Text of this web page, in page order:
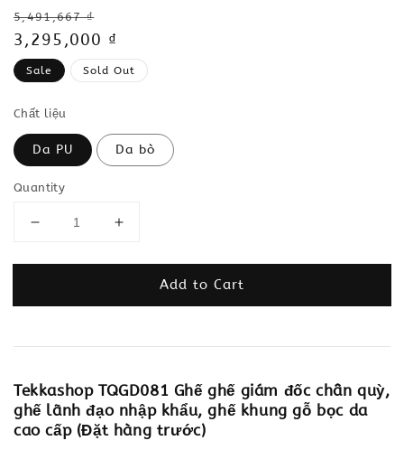
Regular
price
5,491,667 ₫
Sale
price
3,295,000 ₫
Sale Sold Out
Chất liệu
Da PU Da bò
Quantity
Add to Cart
Tekkashop TQGD081 Ghế ghế giám đốc chân quỳ,
ghế lãnh đạo nhập khẩu, ghế khung gỗ bọc da
cao cấp (Đặt hàng trước)